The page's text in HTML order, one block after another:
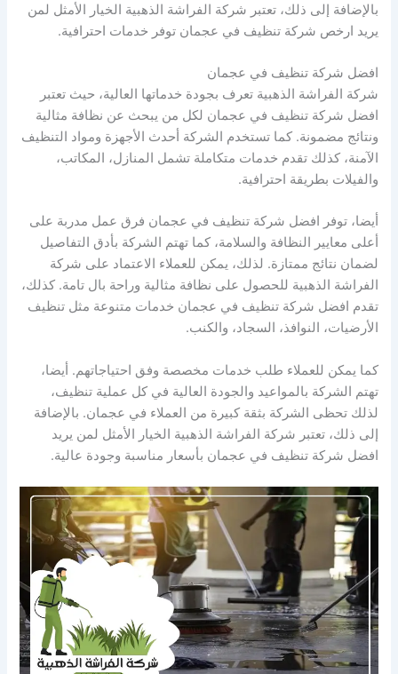
بالإضافة إلى ذلك، تعتبر شركة الفراشة الذهبية الخيار الأمثل لمن
يريد ارخص شركة تنظيف في عجمان توفر خدمات احترافية.
افضل شركة تنظيف في عجمان
شركة الفراشة الذهبية تعرف بجودة خدماتها العالية، حيث تعتبر
افضل شركة تنظيف في عجمان لكل من يبحث عن نظافة مثالية
ونتائج مضمونة. كما تستخدم الشركة أحدث الأجهزة ومواد التنظيف
الآمنة، كذلك تقدم خدمات متكاملة تشمل المنازل، المكاتب،
والفيلات بطريقة احترافية.
أيضا، توفر افضل شركة تنظيف في عجمان فرق عمل مدربة على
أعلى معايير النظافة والسلامة، كما تهتم الشركة بأدق التفاصيل
لضمان نتائج ممتازة. لذلك، يمكن للعملاء الاعتماد على شركة
الفراشة الذهبية للحصول على نظافة مثالية وراحة بال تامة. كذلك،
تقدم افضل شركة تنظيف في عجمان خدمات متنوعة مثل تنظيف
الأرضيات، النوافذ، السجاد، والكنب.
كما يمكن للعملاء طلب خدمات مخصصة وفق احتياجاتهم. أيضا،
تهتم الشركة بالمواعيد والجودة العالية في كل عملية تنظيف،
لذلك تحظى الشركة بثقة كبيرة من العملاء في عجمان. بالإضافة
إلى ذلك، تعتبر شركة الفراشة الذهبية الخيار الأمثل لمن يريد
افضل شركة تنظيف في عجمان بأسعار مناسبة وجودة عالية.